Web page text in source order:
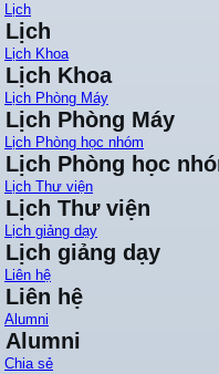
Lịch
Lịch
Lịch Khoa
Lịch Khoa
Lịch Phòng Máy
Lịch Phòng Máy
Lịch Phòng học nhóm
Lịch Phòng học
Lịch Thư viện
Lịch Thư viện
Lịch giảng dạy
Lịch giảng dạy
Liên hệ
Liên hệ
Alumni
Alumni
Chia sẻ